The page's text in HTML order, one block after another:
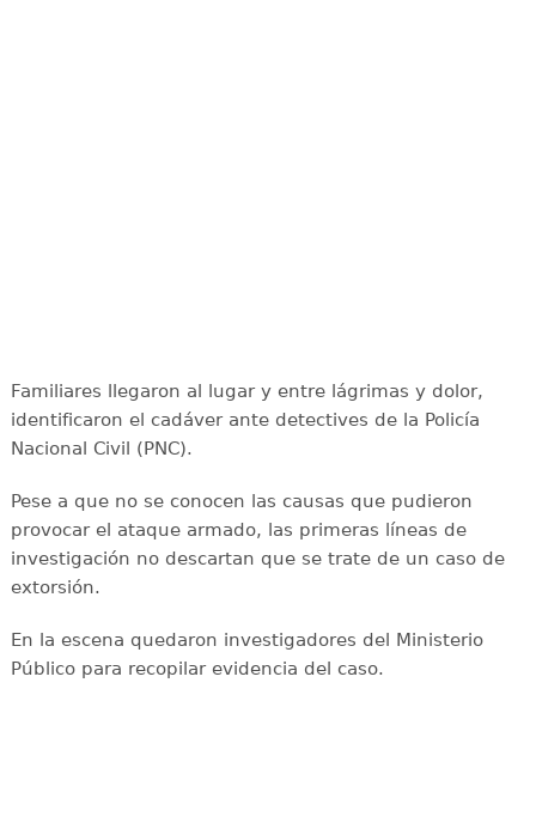
Familiares llegaron al lugar y entre lágrimas y dolor,
identificaron el cadáver ante detectives de la Policía
Nacional Civil (PNC).
Pese a que no se conocen las causas que pudieron
provocar el ataque armado, las primeras líneas de
investigación no descartan que se trate de un caso de
extorsión.
En la escena quedaron investigadores del Ministerio
Público para recopilar evidencia del caso.